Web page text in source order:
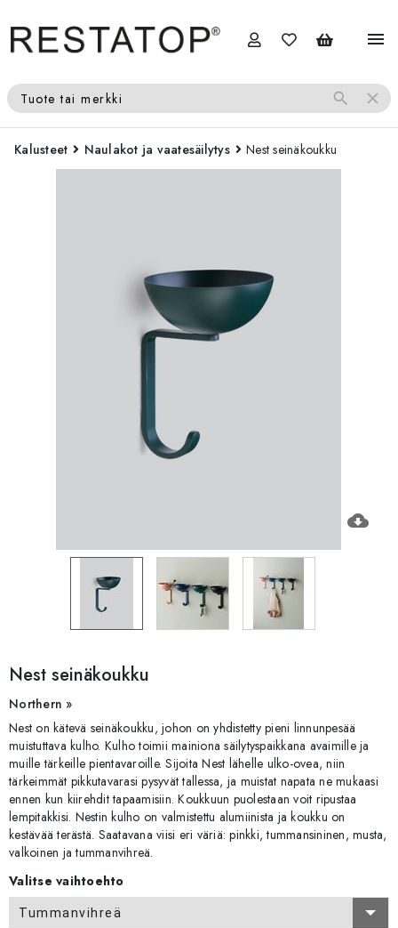
menu
Tuote tai merkki search close
Kalusteet Naulakot ja vaatesäilytys Nest seinäkoukku
cloud_download
Nest seinäkoukku
Northern »
Nest on kätevä seinäkoukku, johon on yhdistetty pieni linnunpesää
muistuttava kulho. Kulho toimii mainiona säilytyspaikkana avaimille ja
muille tärkeille pientavaroille. Sijoita Nest lähelle ulko-ovea, niin
tärkeimmät pikkutavarasi pysyvät tallessa, ja muistat napata ne mukaasi
ennen kun kiirehdit tapaamisiin. Koukkuun puolestaan voit ripustaa
lempitakkisi. Nestin kulho on valmistettu alumiinista ja koukku on
kestävää terästä. Saatavana viisi eri väriä: pinkki, tummansininen, musta,
valkoinen ja tummanvihreä.
Valitse vaihtoehto
Tummanvihreä